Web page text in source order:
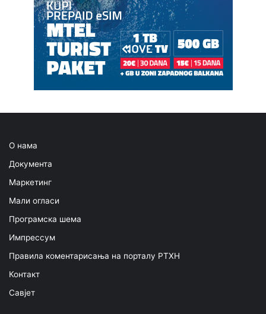
О нама
Документа
Маркетинг
Мали огласи
Програмска шема
Импрессум
Правила коментарисања на порталу РТХН
Контакт
Савјет